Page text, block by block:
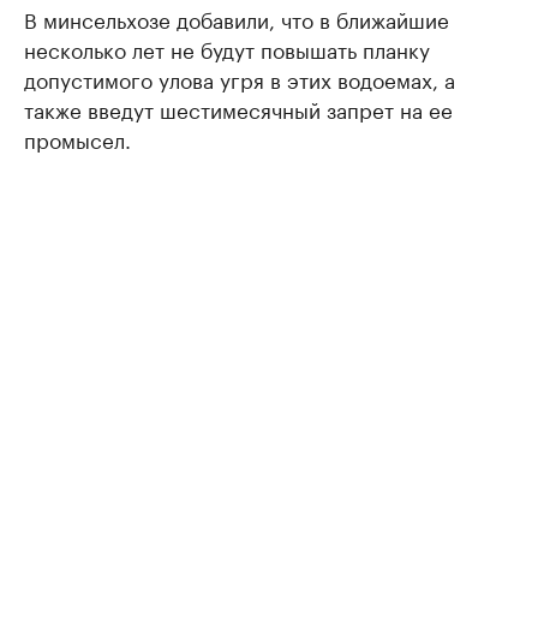
В минсельхозе добавили, что в ближайшие
несколько лет не будут повышать планку
допустимого улова угря в этих водоемах, а
также введут шестимесячный запрет на ее
промысел.